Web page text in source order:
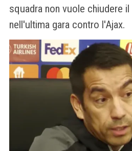
squadra non vuole chiudere
nell'ultima gara contro l'Ajax.